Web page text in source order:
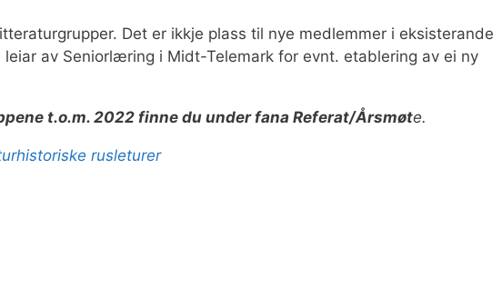
Det er ikkje plass til nye medlemmer i eksisterande
av Seniorlæring i Midt-Telemark for evnt. etablering av ei ny
t.o.m. 2022 finne du under fana Referat/Årsmøte.
rusleturer